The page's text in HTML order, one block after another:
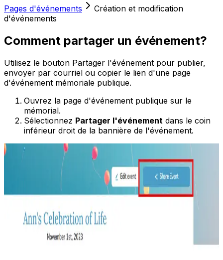
Pages d'événements
Création et modification
d'événements
Comment partager un événement?
Utilisez le bouton Partager l'événement pour publier,
envoyer par courriel ou copier le lien d'une page
d'événement mémoriale publique.
Ouvrez la page d'événement publique sur le
mémorial.
Sélectionnez Partager l'événement dans le coin
inférieur droit de la bannière de l'événement.